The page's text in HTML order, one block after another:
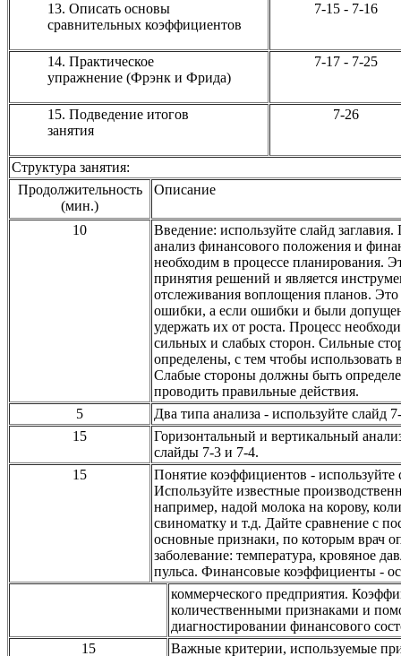
13. Описать основы
сравнительных коэффициентов
7-15 - 7-16
14. Практическое
упражнение (Фрэнк и Фрида)
7-17 - 7-25
15. Подведение итогов
занятия
7-26
Структура занятия:
Продолжительность
(мин.)
Описание
10
Введение: используйте слайд
анализ финансового положения и
необходим в процессе планирования.
принятия решений и является
отслеживания воплощения планов. Это
ошибки, а если ошибки и были
удержать их от роста. Процесс
сильных и слабых сторон. Сильные
определены, с тем чтобы использовать
Слабые стороны должны быть
проводить правильные действия.
5
Два типа анализа - используйте слайд
15
Горизонтальный и вертикальный
слайды 7-3 и 7-4.
15
Понятие коэффициентов - используйте
Используйте известные
например, надой молока на корову,
свиноматку и т.д. Дайте сравнение с
основные признаки, по которым врач
заболевание: температура, кровяное
пульса. Финансовые коэффициенты -
коммерческого предприятия.
количественными признаками и
диагностировании финансового
15
Важные критерии, используемые